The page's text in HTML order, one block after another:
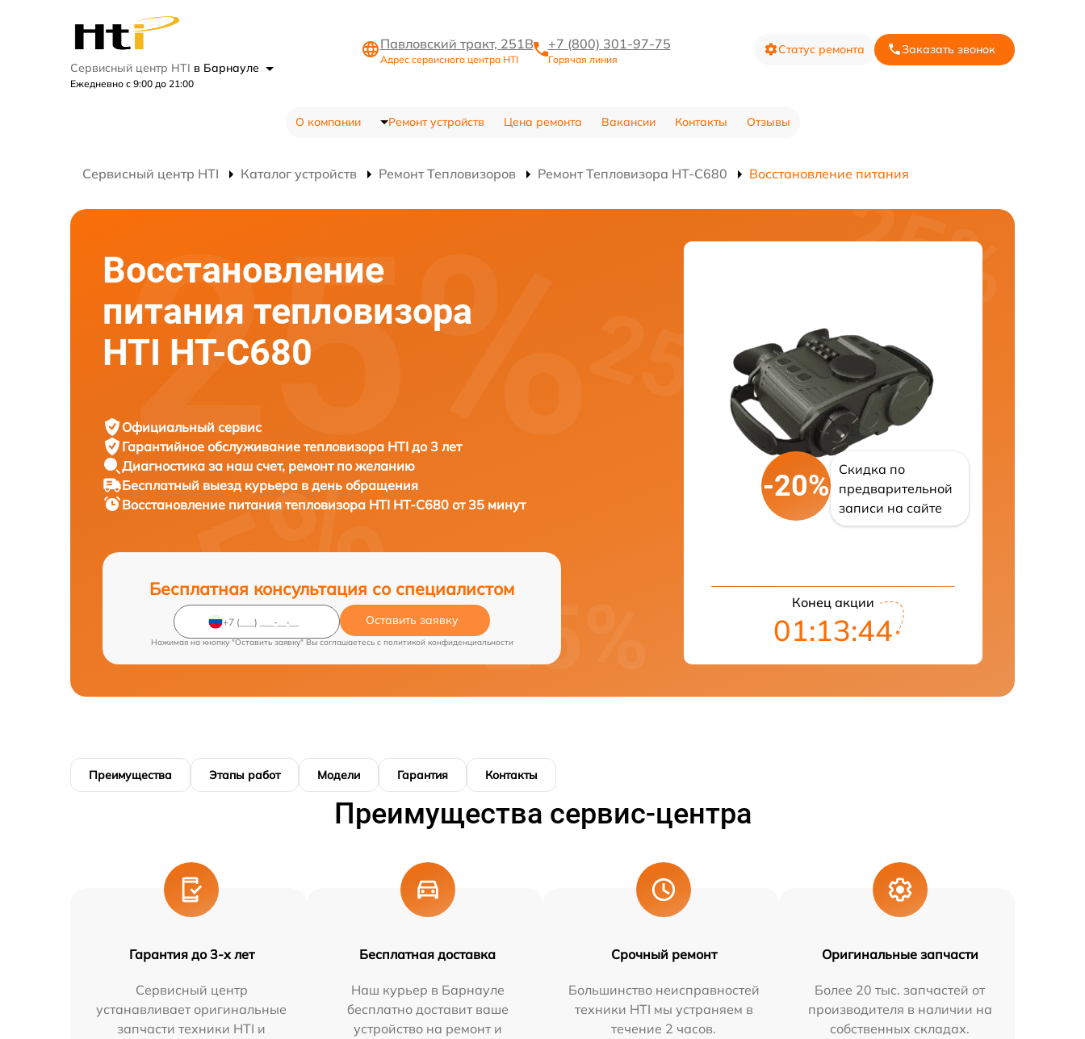
Сервисный центр HTI в Барнауле
Ежедневно с 9:00 до 21:00
Павловский тракт, 251В
Адрес сервисного центра HTI
+7 (800) 301-97-75
Горячая линия
Статус ремонта Заказать звонок
О компании Ремонт устройств Цена ремонта Вакансии Контакты Отзывы
Сервисный центр HTI Каталог устройств Ремонт Тепловизоров Ремонт Тепловизора HT-C680 Восстановление питания
Восстановление
питания тепловизора
HTI HT-C680
Официальный сервис
Гарантийное обслуживание тепловизора HTI до 3 лет
Диагностика за наш счет, ремонт по желанию
Бесплатный выезд курьера в день обращения
Восстановление питания тепловизора HTI HT-C680 от 35 минут
Бесплатная консультация со специалистом
Оставить заявку
Нажимая на кнопку "Оставить заявку" Вы соглашаетесь c политикой конфиденциальности
-20%
Скидка по
предварительной
записи на сайте
Конец акции
01:13:43
Преимущества Этапы работ Модели Гарантия Контакты
Преимущества сервис-центра
Гарантия до 3-х лет
Сервисный центр
устанавливает оригинальные
запчасти техники HTI и
Бесплатная доставка
Наш курьер в Барнауле
бесплатно доставит ваше
устройство на ремонт и
Срочный ремонт
Большинство неисправностей
техники HTI мы устраняем в
течение 2 часов.
Оригинальные запчасти
Более 20 тыс. запчастей от
производителя в наличии на
собственных складах.